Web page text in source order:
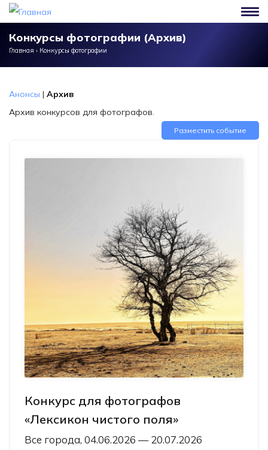
Перейти к основному содержанию
Конкурсы фотографии (Архив)
Главная › Конкурсы фотографии
Анонсы | Архив
Архив конкурсов для фотографов.
Разместить событие
Конкурс для фотографов
«Лексикон чистого поля»
Все города, 04.06.2026 — 20.07.2026